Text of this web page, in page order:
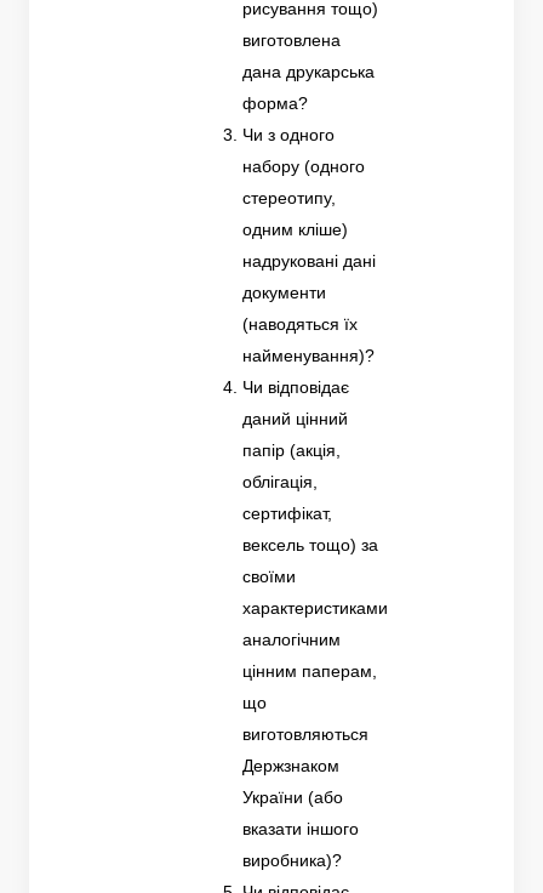
рисування тощо)
виготовлена
дана друкарська
форма?
Чи з одного
набору (одного
стереотипу,
одним кліше)
надруковані дані
документи
(наводяться їх
найменування)?
Чи відповідає
даний цінний
папір (акція,
облігація,
сертифікат,
вексель тощо) за
своїми
характеристиками
аналогічним
цінним паперам,
що
виготовляються
Держзнаком
України (або
вказати іншого
виробника)?